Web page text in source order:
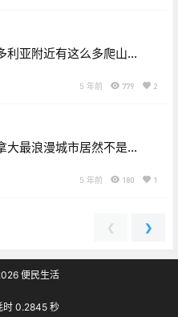
利亚附近有这么多爬山的
5 年前 779 2
大最浪漫城市居然不是咱
5 年前 180 1
❮ ❯
便民生活
时 0.2845 秒